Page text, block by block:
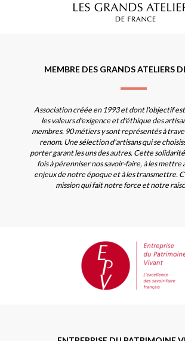
MEMBRE DES GRANDS ATELIERS
Association créée en 1993 et dont l'objectif
les valeurs d'exigence et d'éthique des
membres. 90 métiers y sont représentés à
renom. Une sélection d'artisans qui se
porter garant les uns des autres. Cette solidarité
fois à pérenniser nos savoir-faire, à les mettre
enjeux de notre époque et à les transmettre.
mission qui fait notre force et notre